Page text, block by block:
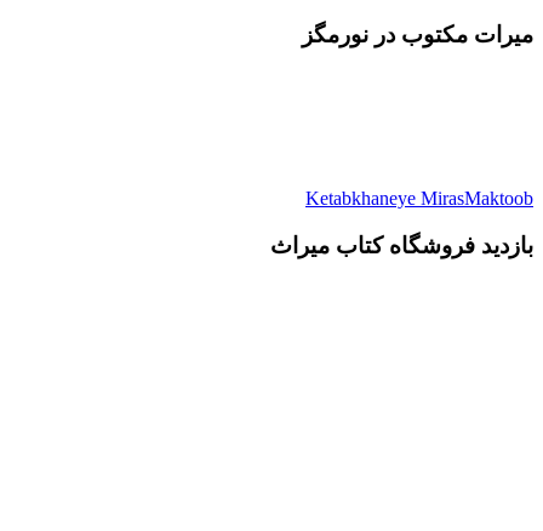
میرات مکتوب در نورمگز
Ketabkhaneye MirasMaktoob
بازدید فروشگاه کتاب میراث